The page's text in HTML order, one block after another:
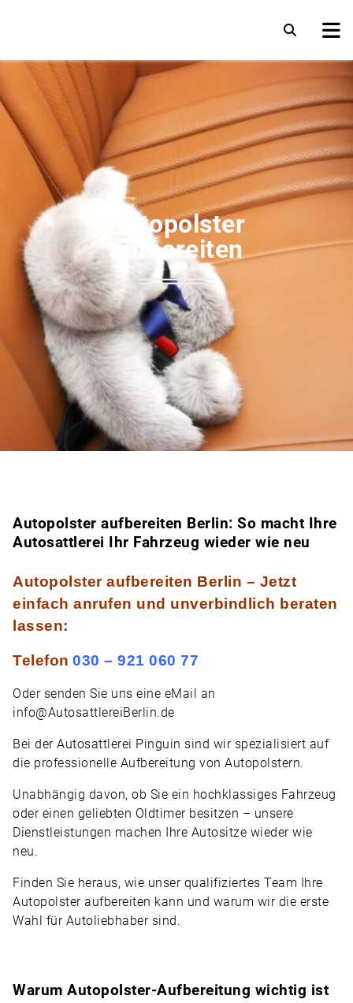
Autopolster
aufbereiten
Autopolster aufbereiten Berlin: So macht Ihre
Autosattlerei Ihr Fahrzeug wieder wie neu
Autopolster aufbereiten Berlin – Jetzt
einfach anrufen und unverbindlich beraten
lassen:
Telefon 030 – 921 060 77
Oder senden Sie uns eine eMail an
info@AutosattlereiBerlin.de
Bei der Autosattlerei Pinguin sind wir spezialisiert auf
die professionelle Aufbereitung von Autopolstern.
Unabhängig davon, ob Sie ein hochklassiges Fahrzeug
oder einen geliebten Oldtimerbesitzen – unsere
Dienstleistungen machen Ihre Autositze wieder wie
neu.
Finden Sie heraus, wie unser qualifiziertes Team Ihre
Autopolster aufbereiten kann und warum wir die erste
Wahl für Autoliebhaber sind.
Warum Autopolster-Aufbereitung wichtig ist